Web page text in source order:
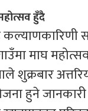
हुँदै
माघ
शुक्रबार
हुने